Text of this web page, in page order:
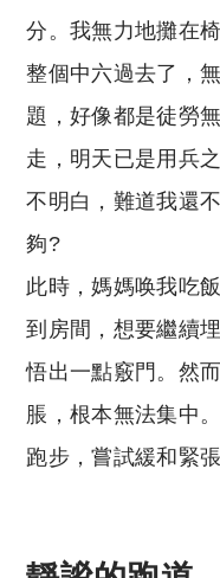
分。我無力地攤在
整個中六過去了，
題，好像都是徒勞
走，明天已是用兵
不明白，難道我還
夠?
此時，媽媽唤我吃
到房間，想要繼續
悟出一點竅門。然
脹，根本無法集中
跑步，嘗試緩和緊張